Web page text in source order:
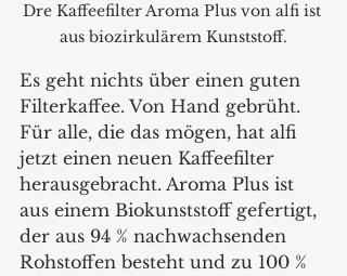
Dre Kaffeefilter Aroma Plus von alfi ist
aus biozirkulärem Kunststoff.
Es geht nichts über einen guten
Filterkaffee. Von Hand gebrüht.
Für alle, die das mögen, hat alfi
jetzt einen neuen Kaffeefilter
herausgebracht. Aroma Plus ist
aus einem Biokunststoff gefertigt,
der aus 94 % nachwachsenden
Rohstoffen besteht und zu 100 %